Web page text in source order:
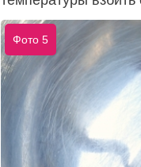
Фото 5